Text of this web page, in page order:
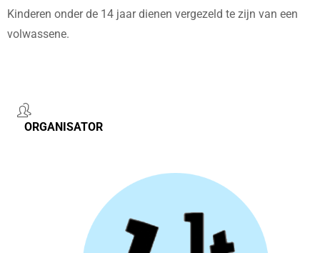
Kinderen onder de 14 jaar dienen vergezeld te zijn van een
volwassene.
ORGANISATOR